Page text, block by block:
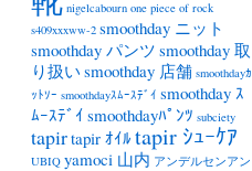
nigelcabourn one piece of rock
s409xxxww-2 smoothday ニット
smoothday パンツ smoothday 取
り扱い smoothday 店舗 smoothdayｶ
ｯﾄｿｰ smoothdayｽﾑｰｽﾃﾞｲ smoothday ｽ
ﾑｰｽﾃﾞｲ smoothdayﾊﾟﾝﾂ subciety
tapirtapir ｵｲﾙ tapir ｼｭｰｹｱ
UBIQ yamoci 山内 アンデルセンアン